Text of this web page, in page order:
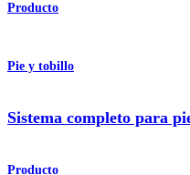
Producto
Pie y tobillo
Sistema completo para
Producto